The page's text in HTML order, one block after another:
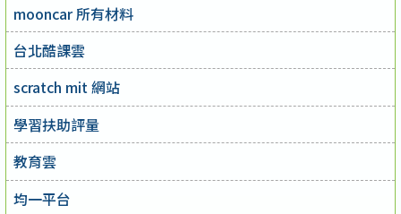
mooncar 所有材料
台北酷課雲
scratch mit 網站
學習扶助評量
教育雲
均一平台